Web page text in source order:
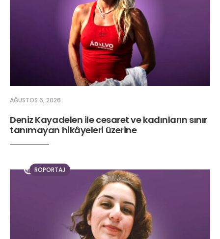
AĞUSTOS 6, 2026
Deniz Kayadelen ile cesaret ve kadınların sınır
tanımayan hikâyeleri üzerine
RÖPORTAJ